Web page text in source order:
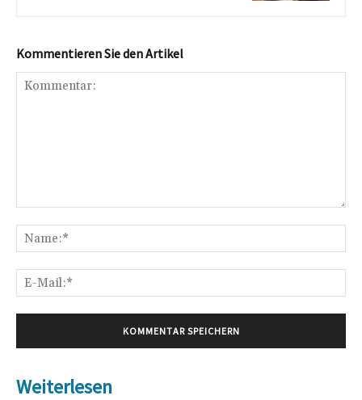
Kommentieren Sie den Artikel
Weiterlesen